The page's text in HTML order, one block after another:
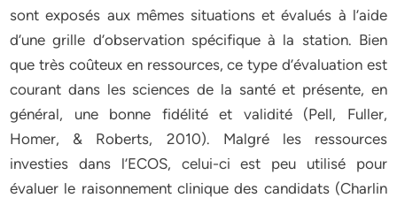
sont exposés aux mêmes situations et évalués à l’aide
d’une grille d’observation spécifique à la station. Bien
que très coûteux en ressources, ce type d’évaluation est
courant dans les sciences de la santé et présente, en
général, une bonne fidélité et validité (Pell, Fuller,
Homer, & Roberts, 2010). Malgré les ressources
investies dans l’ECOS, celui-ci est peu utilisé pour
évaluer le raisonnement clinique des candidats (Charlin